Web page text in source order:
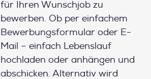
für Ihren Wunschjob zu
bewerben. Ob per einfachem
Bewerbungsformular oder E-
Mail – einfach Lebenslauf
hochladen oder anhängen und
abschicken. Alternativ wird